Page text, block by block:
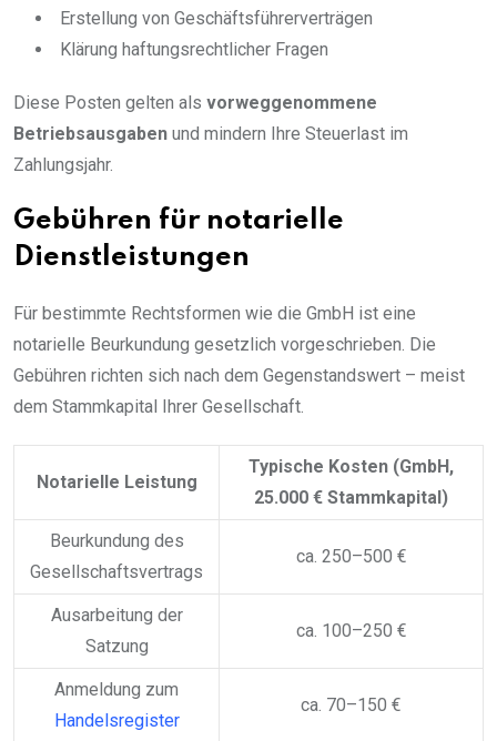
Erstellung von Geschäftsführerverträgen
Klärung haftungsrechtlicher Fragen
Diese Posten gelten als vorweggenommene
Betriebsausgaben und mindern Ihre Steuerlast im
Zahlungsjahr.
Gebühren für notarielle
Dienstleistungen
Für bestimmte Rechtsformen wie die GmbH ist eine
notarielle Beurkundung gesetzlich vorgeschrieben. Die
Gebühren richten sich nach dem Gegenstandswert – meist
dem Stammkapital Ihrer Gesellschaft.
Notarielle Leistung
Typische Kosten (GmbH,
25.000 € Stammkapital)
Beurkundung des
Gesellschaftsvertrags
ca. 250–500 €
Ausarbeitung der
Satzung
ca. 100–250 €
Anmeldung zum
Handelsregister
ca. 70–150 €